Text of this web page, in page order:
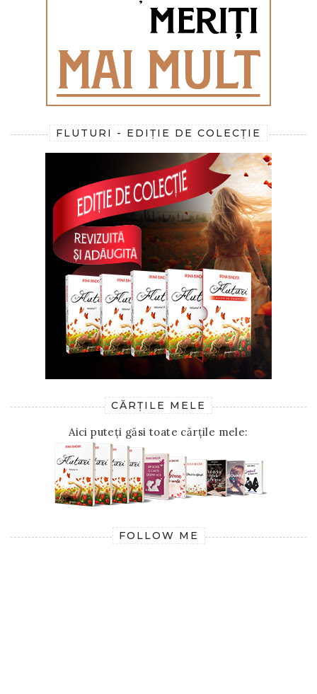
FLUTURI - EDIȚIE DE COLECȚIE
CĂRȚILE MELE
Aici puteți găsi toate cărțile mele:
FOLLOW ME